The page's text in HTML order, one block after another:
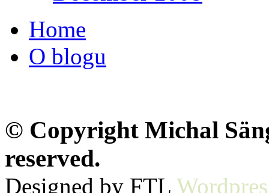
Home
O blogu
© Copyright Michal
reserved.
Designed by FTL